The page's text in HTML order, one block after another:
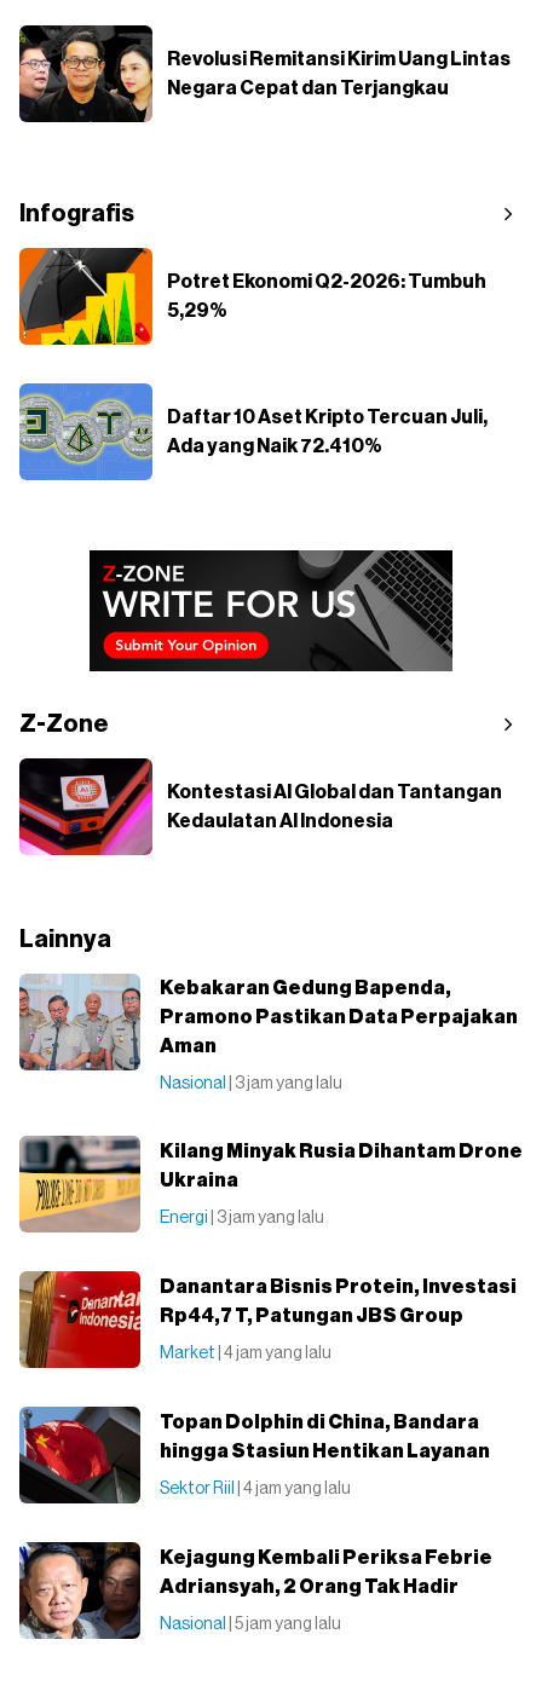
Revolusi Remitansi Kirim Uang Lintas
Negara Cepat dan Terjangkau
Infografis
Potret Ekonomi Q2-2026: Tumbuh
5,29%
Daftar 10 Aset Kripto Tercuan Juli,
Ada yang Naik 72.410%
Z-Zone
Kontestasi AI Global dan Tantangan
Kedaulatan AI Indonesia
Lainnya
Kebakaran Gedung Bapenda,
Pramono Pastikan Data Perpajakan
Aman
Nasional | 3 jam yang lalu
Kilang Minyak Rusia Dihantam Drone
Ukraina
Energi | 3 jam yang lalu
Danantara Bisnis Protein, Investasi
Rp44,7 T, Patungan JBS Group
Market | 4 jam yang lalu
Topan Dolphin di China, Bandara
hingga Stasiun Hentikan Layanan
Sektor Riil | 4 jam yang lalu
Kejagung Kembali Periksa Febrie
Adriansyah, 2 Orang Tak Hadir
Nasional | 5 jam yang lalu